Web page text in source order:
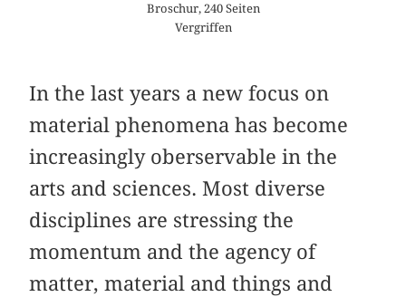
Broschur, 240 Seiten
Vergriffen
In the last years a new focus on
material phenomena has become
increasingly oberservable in the
arts and sciences. Most diverse
disciplines are stressing the
momentum and the agency of
matter, material and things and